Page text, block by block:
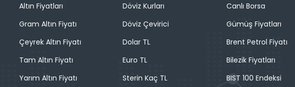
Altın Fiyatları
Gram Altın Fiyatı
Çeyrek Altın Fiyatı
Tam Altın Fiyatı
Yarım Altın Fiyatı
Döviz Kurları
Döviz Çevirici
Dolar TL
Euro TL
Sterin Kaç TL
Canlı Borsa
Gümüş Fiyatları
Brent Petrol Fiyatı
Bilezik Fiyatları
BIST 100 Endeksi